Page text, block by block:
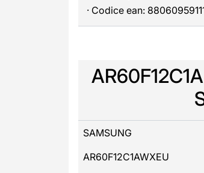
· Codice ean:
SAMSUNG
AR60F12C1AWXEU